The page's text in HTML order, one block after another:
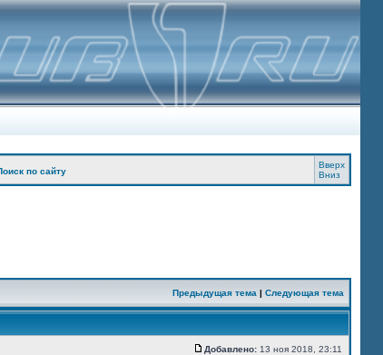
по сайту
Вверх
Вниз
Предыдущая тема | Следующая тема
Добавлено: 13 ноя 2018, 23:11